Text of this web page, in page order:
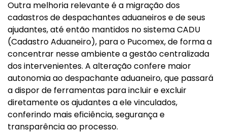
Outra melhoria relevante é a migração dos
cadastros de despachantes aduaneiros e de seus
ajudantes, até então mantidos no sistema CADU
(Cadastro Aduaneiro), para o Pucomex, de forma a
concentrar nesse ambiente a gestão centralizada
dos intervenientes. A alteração confere maior
autonomia ao despachante aduaneiro, que passará
a dispor de ferramentas para incluir e excluir
diretamente os ajudantes a ele vinculados,
conferindo mais eficiência, segurança e
transparência ao processo.